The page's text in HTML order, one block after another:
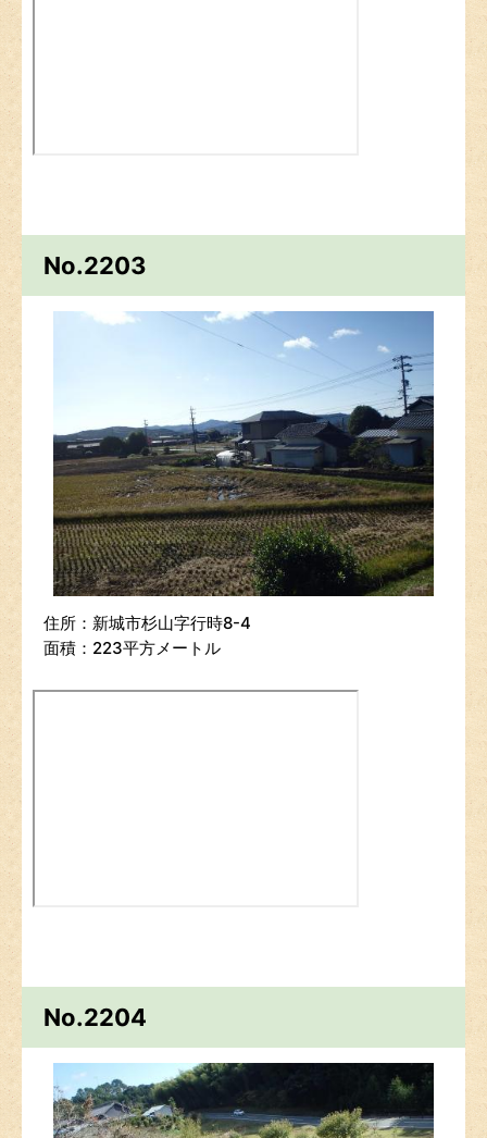
No.2203
住所：新城市杉山字行時8-4
面積：223平方メートル
No.2204